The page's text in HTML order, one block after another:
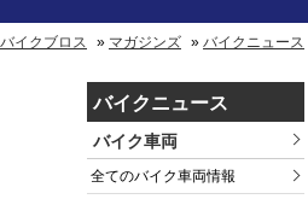
バイクブロス マガジンズ バイクニュース
バイクニュース
バイク車両
全てのバイク車両情報